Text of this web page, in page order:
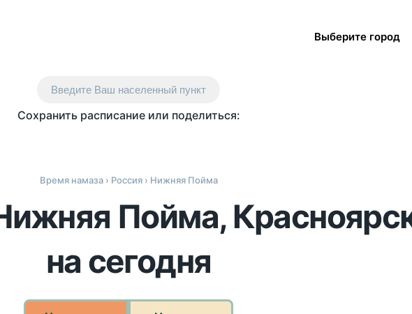
Выберите город
Введите Ваш населенный пункт
Сохранить расписание или поделиться:
Время намаза› Россия› Нижняя Пойма
Пойма,
на сегодня